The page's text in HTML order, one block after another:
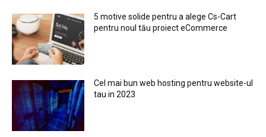
5 motive solide pentru a alege Cs-Cart
pentru noul tău proiect eCommerce
Cel mai bun web hosting pentru website-ul
tau in 2023